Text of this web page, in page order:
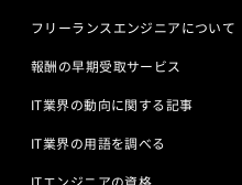
フリーランスエンジニアについて
報酬の早期受取サービス
IT業界の動向に関する記事
IT業界の用語を調べる